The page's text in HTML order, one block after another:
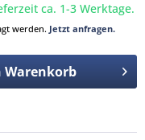
ca. 1-3 Werktage.
werden. Jetzt anfragen.
Warenkorb